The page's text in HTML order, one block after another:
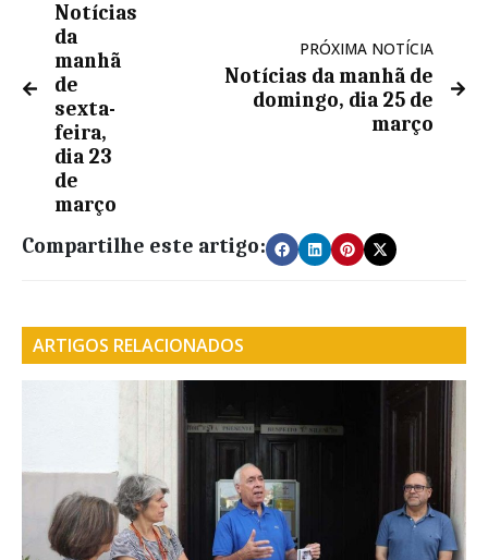
Notícias
da
manhã
de
sexta-
feira,
dia 23
de
março
PRÓXIMA NOTÍCIA
Notícias da manhã de
domingo, dia 25 de
março
Compartilhe este artigo:
ARTIGOS RELACIONADOS